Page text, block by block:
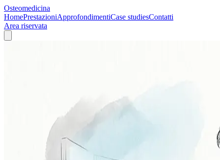
Osteomedicina
HomePrestazioniApprofondimentiCase studiesContatti
Area riservata